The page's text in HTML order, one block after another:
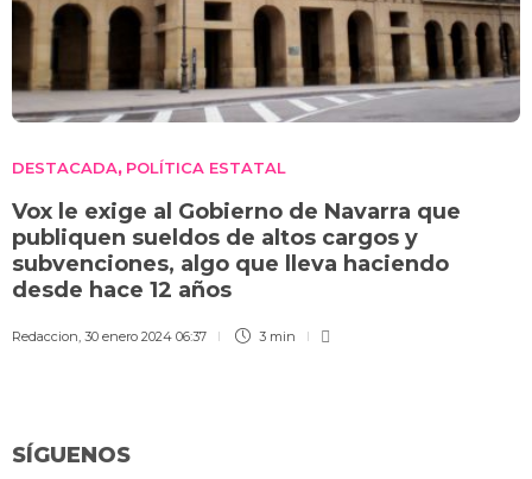
DESTACADA, POLÍTICA ESTATAL
Vox le exige al Gobierno de Navarra que
publiquen sueldos de altos cargos y
subvenciones, algo que lleva haciendo
desde hace 12 años
Redaccion, 30 enero 2024 06:37 3 min
SÍGUENOS